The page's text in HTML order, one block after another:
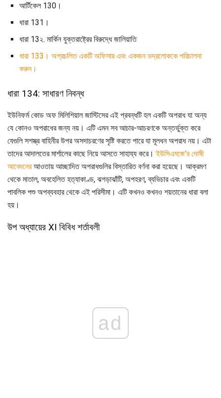
আর্টিকেল 130।
ধারা 131।
ধারা 13২. মার্কিন যুক্তরাষ্ট্রের বিরুদ্ধে জালিয়াতি
ধারা 133। অপ্রচলিত একটি অফিসার এবং একজন ভদ্রলোককে পরিচালনা
করুন।
ধারা 134: সাধারণ নিবন্ধ
ইউনিফর্ম কোড অফ মিলিশিয়াল জাস্টিসের এই প্রবন্ধটি হল একটি অপরাধ যা অন্য
যে কোনও অপরাধের জন্য নয়। এটি এমন সব আচার-আচরণকে অন্তর্ভুক্ত করে
যেগুলি সশস্ত্র বাহিনীর উপর অসদাচরণের সৃষ্টি করতে পারে যা মূলধন অপরাধ নয়। এটা
তাদের আদালতের মার্শালের কাছে নিয়ে আসতে সাহায্য করে।ইউসিএমজে'র দোষী
আবেদনেরআওতায় আচ্ছাদিত অপরাধগুলির বিস্তারিত বর্ণনা করা হয়েছে। আক্রমণ
থেকে মাতাল, অবহেলিত হত্যাকাণ্ড, ঝগড়াঝাঁটি, অপহরণ, ব্যভিচার এবং একটি
পাবলিক পশু অপব্যবহার থেকে এই পরিসীমা। এটি কখনও কখনও শয়তানের ধারা বলা
হয়।
উপ অধ্যায়ের XI বিবিধ শর্তাবলী
ad